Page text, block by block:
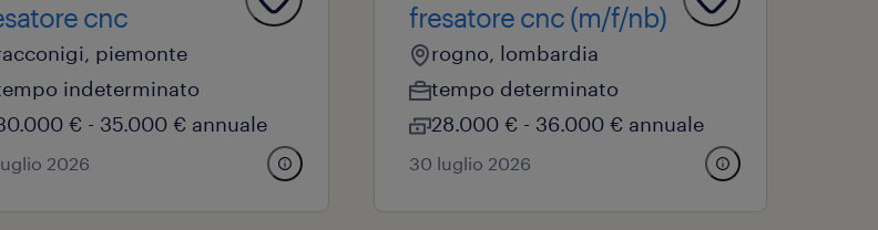
cnc
piemonte
indeterminato
€ - 35.000 € annuale
2026
fresatore cnc (m/f/nb)
rogno, lombardia
tempo determinato
28.000 € - 36.000 € annuale
30 luglio 2026